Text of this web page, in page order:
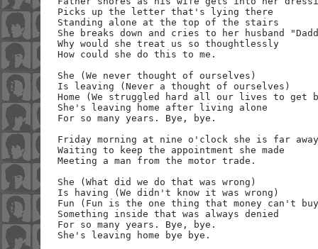
Picks up the letter that's lying there
Standing alone at the top of the stairs
She breaks down and cries to her husband
Why would she treat us so thoughtlessly
How could she do this to me.
She (We never thought of ourselves)
Is leaving (Never a thought of ourselves)
Home (We struggled hard all our lives to get
She's leaving home after living alone
For so many years. Bye, bye.
Friday morning at nine o'clock she is far away
Waiting to keep the appointment she made
Meeting a man from the motor trade.
She (What did we do that was wrong)
Is having (We didn't know it was wrong)
Fun (Fun is the one thing that money can't
Something inside that was always denied
For so many years. Bye, bye.